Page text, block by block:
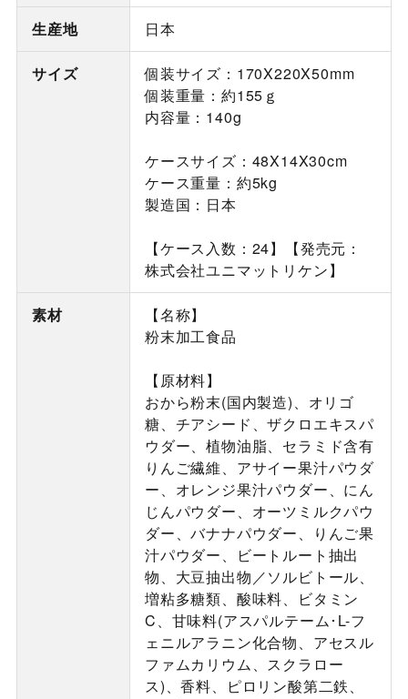
生産地 日本
サイズ
個装サイズ：170X220X50mm
個装重量：約155ｇ
内容量：140g
ケースサイズ：48X14X30cm
ケース重量：約5kg
製造国：日本
【ケース入数：24】【発売元：
株式会社ユニマットリケン】
素材
【名称】
粉末加工食品
【原材料】
おから粉末(国内製造)、オリゴ
糖、チアシード、ザクロエキスパ
ウダー、植物油脂、セラミド含有
りんご繊維、アサイー果汁パウダ
ー、オレンジ果汁パウダー、にん
じんパウダー、オーツミルクパウ
ダー、バナナパウダー、りんご果
汁パウダー、ビートルート抽出
物、大豆抽出物／ソルビトール、
増粘多糖類、酸味料、ビタミン
C、甘味料(アスパルテーム･L-フ
ェニルアラニン化合物、アセスル
ファムカリウム、スクラロー
ス)、香料、ピロリン酸第二鉄、